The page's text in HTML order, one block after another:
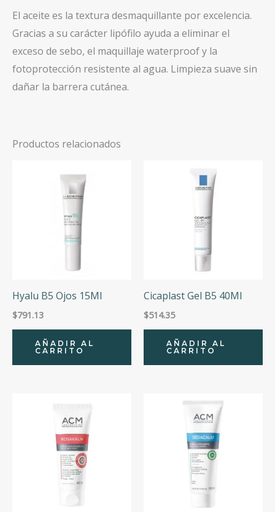
El aceite es la textura desmaquillante por excelencia.
Gracias a su carácter lipófilo ayuda a eliminar el
exceso de sebo, el maquillaje waterproof y la
fotoprotección resistente al agua. Limpieza suave sin
dañar la barrera cutánea.
Productos relacionados
Hyalu B5 Ojos 15Ml
$791.13
AÑADIR AL
CARRITO
Cicaplast Gel B5 40Ml
$514.35
AÑADIR AL
CARRITO